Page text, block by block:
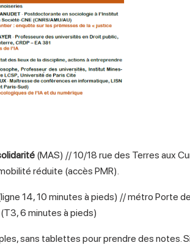
(MAS) // 10/18 rue des Terres aux
réduite (accès PMR).
14, 10 minutes à pieds) // métro Porte
6 minutes à pieds)
sans tablettes pour prendre des notes.